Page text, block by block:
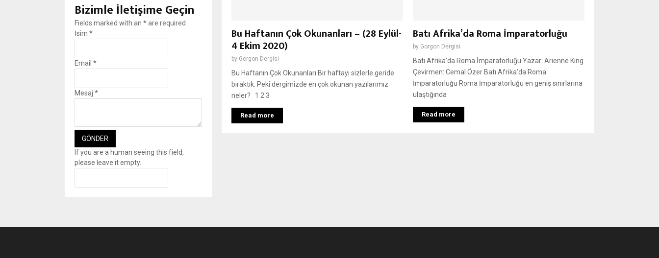
Bu Haftanın Çok Okunanları – (28 Eylül-
4 Ekim 2020)
by Gorgon Dergisi
Bu Haftanın Çok Okunanları Bir haftayı sizlerle geride
bıraktık. Peki dergimizde en çok okunan yazılarımız
neler? 1 2 3
Read more
Batı Afrika’da Roma İmparatorluğu
by Gorgon Dergisi
Batı Afrika’da Roma İmparatorluğu Yazar: Arienne King
Çevirmen: Cemal Özer Batı Afrika’da Roma
İmparatorluğu Roma İmparatorluğu en geniş sınırlarına
ulaştığında
Read more
Bizimle İletişime Geçin
Fields marked with an *are required
İsim *
Email *
Mesaj *
If you are a human seeing this field,
please leave it empty.